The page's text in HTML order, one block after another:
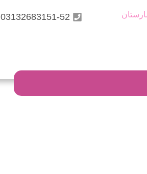
03132683151-52